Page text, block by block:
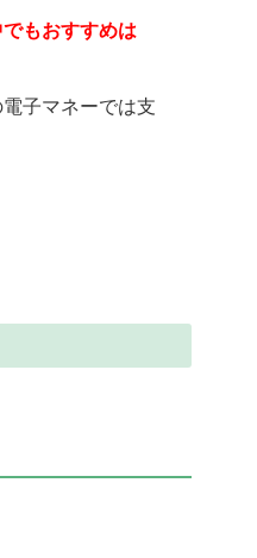
もおすすめは
子マネーでは支